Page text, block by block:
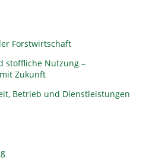
Forstwirtschaft
stoffliche Nutzung –
Zukunft
Betrieb und Dienstleistungen